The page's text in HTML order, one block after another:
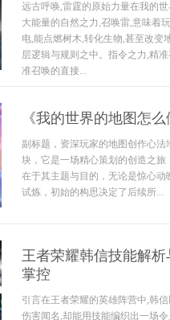
远古呼唤,雷霆的原始力量在我的
大能量的自然之力,召唤雷,意味着
电,能点燃树木,转化生物,甚至改变
层逻辑与规则之中。指令之力,精
准召唤的直接...
《我的世界的地图怎
副标题，资深玩家的地图创作心
块，它是一场精心策划的创造之
在于其主题与目的，无论是惊心
试炼，初始的构思决定了后续所...
王者荣耀韩信技能解
掌控
引言在王者荣耀的英雄阵营中,韩
伤害闻名,却能用技能编织出一场